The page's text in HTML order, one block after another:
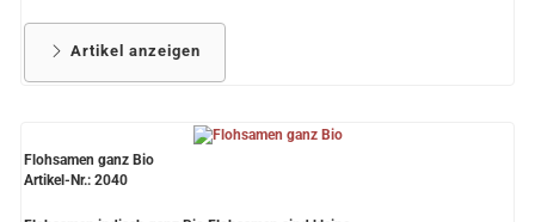
Artikel anzeigen
Flohsamen ganz Bio
Artikel-Nr.: 2040